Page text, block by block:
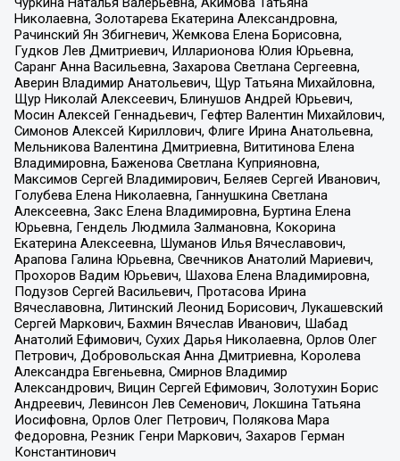
Николаевна, Золотарева Екатерина Александровна,
Рачинский Ян Збигневич, Жемкова Елена Борисовна,
Гудков Лев Дмитриевич, Илларионова Юлия Юрьевна,
Саранг Анна Васильевна, Захарова Светлана Сергеевна,
Аверин Владимир Анатольевич, Щур Татьяна Михайловна,
Щур Николай Алексеевич, Блинушов Андрей Юрьевич,
Мосин Алексей Геннадьевич, Гефтер Валентин Михайлович,
Симонов Алексей Кириллович, Флиге Ирина Анатольевна,
Мельникова Валентина Дмитриевна, Вититинова Елена
Владимировна, Баженова Светлана Куприяновна,
Максимов Сергей Владимирович, Беляев Сергей Иванович,
Голубева Елена Николаевна, Ганнушкина Светлана
Алексеевна, Закс Елена Владимировна, Буртина Елена
Юрьевна, Гендель Людмила Залмановна, Кокорина
Екатерина Алексеевна, Шуманов Илья Вячеславович,
Арапова Галина Юрьевна, Свечников Анатолий Мариевич,
Прохоров Вадим Юрьевич, Шахова Елена Владимировна,
Подузов Сергей Васильевич, Протасова Ирина
Вячеславовна, Литинский Леонид Борисович, Лукашевский
Сергей Маркович, Бахмин Вячеслав Иванович, Шабад
Анатолий Ефимович, Сухих Дарья Николаевна, Орлов Олег
Петрович, Добровольская Анна Дмитриевна, Королева
Александра Евгеньевна, Смирнов Владимир
Александрович, Вицин Сергей Ефимович, Золотухин Борис
Андреевич, Левинсон Лев Семенович, Локшина Татьяна
Иосифовна, Орлов Олег Петрович, Полякова Мара
Федоровна, Резник Генри Маркович, Захаров Герман
Константинович